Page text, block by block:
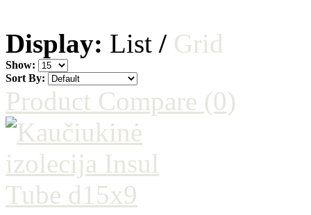
Display: List / Grid
Show:
Sort By:
Product Compare (0)